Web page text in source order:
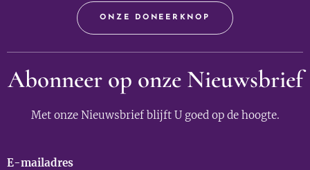
ONZE DONEERKNOP
Abonneer op onze Nieuwsbrief
Met onze Nieuwsbrief blijft U goed op de hoogte.
E-mailadres